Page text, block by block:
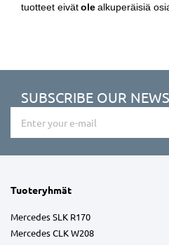
tuotteet eivätolealkuperäisiä
SUBSCRIBE OUR
Tuoteryhmät
Mercedes SLK R170
Mercedes CLK W208